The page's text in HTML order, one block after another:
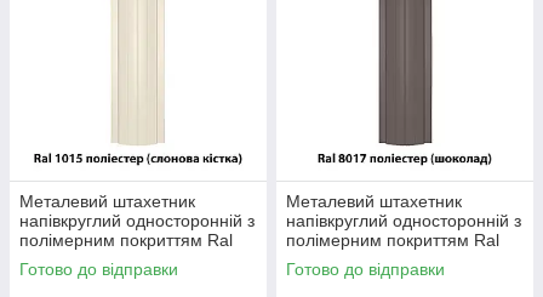
Металевий штахетник
напівкруглий односторонній з
полімерним покриттям Ral
1015 поліестер (слонова
кістка)
Готово до відправки
Металевий штахетник
напівкруглий односторонній з
полімерним покриттям Ral
8017 поліестер (шоколад)
Готово до відправки